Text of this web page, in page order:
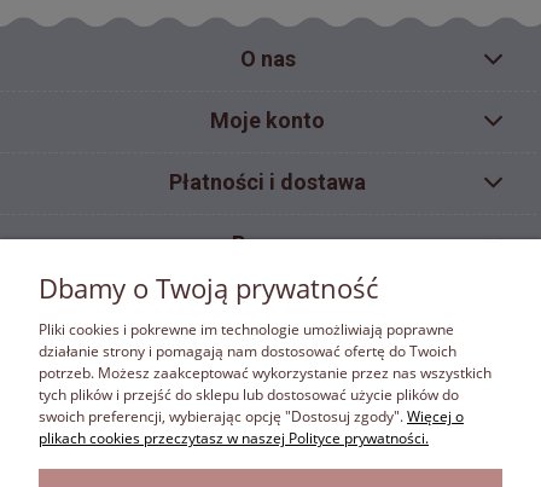
O nas
Moje konto
Płatności i dostawa
Pomoc
Informacje
ZAKAZ KOPIOWANIA
Materiały umieszczone w sklepie internetowym bonafora.pl objęte są ochroną wynikającą z
ustawy z dnia 4 lutego 1994 r. o prawie autorskim i prawach pokrewnych. Właścicielem
autorskich praw majątkowych jest firma Bona Fora. Właściciel autorskich praw majątkowych
zastrzega w rozumieniu art. 25 ust.1 pkt.1 ustawy z dnia 4 lutego 1994 r. o prawie autorskim
Dbamy o Twoją prywatność
Pliki cookies i pokrewne im technologie umożliwiają poprawne
działanie strony i pomagają nam dostosować ofertę do Twoich
potrzeb. Możesz zaakceptować wykorzystanie przez nas wszystkich
tych plików i przejść do sklepu lub dostosować użycie plików do
swoich preferencji, wybierając opcję "Dostosuj zgody".Więcej o
plikach cookies przeczytasz w naszej Polityce prywatności.